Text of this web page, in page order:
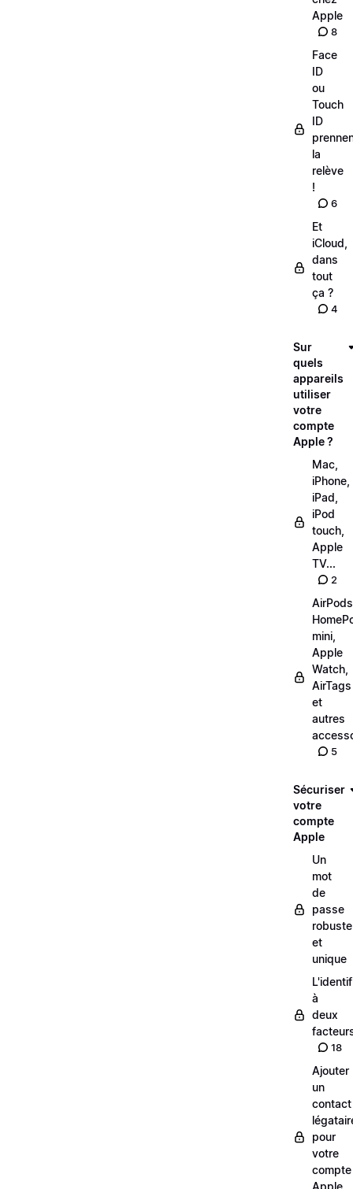
Apple
8
Face
ID
ou
Touch
ID
la
relève
!
6
Et
iCloud,
dans
tout
ça ?
4
Sur
quels
appareils
utiliser
votre
compte
Apple ?
Mac,
iPhone,
iPad,
iPod
touch,
Apple
TV...
2
mini,
Apple
Watch,
AirTags
et
autres
5
Sécuriser
votre
compte
Apple
Un
mot
de
passe
robuste
et
unique
à
deux
18
Ajouter
un
contact
pour
votre
compte
Apple